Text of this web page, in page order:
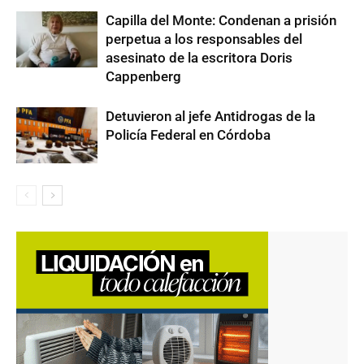
Capilla del Monte: Condenan a prisión
perpetua a los responsables del
asesinato de la escritora Doris
Cappenberg
Detuvieron al jefe Antidrogas de la
Policía Federal en Córdoba